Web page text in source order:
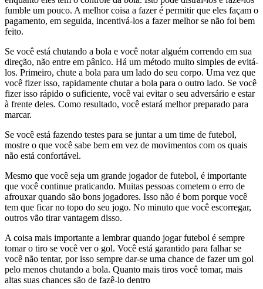
fumble um pouco. A melhor coisa a fazer é permitir que eles façam o
pagamento, em seguida, incentivá-los a fazer melhor se não foi bem
feito.
Se você está chutando a bola e você notar alguém correndo em sua
direção, não entre em pânico. Há um método muito simples de evitá-
los. Primeiro, chute a bola para um lado do seu corpo. Uma vez que
você fizer isso, rapidamente chutar a bola para o outro lado. Se você
fizer isso rápido o suficiente, você vai evitar o seu adversário e estar
à frente deles. Como resultado, você estará melhor preparado para
marcar.
Se você está fazendo testes para se juntar a um time de futebol,
mostre o que você sabe bem em vez de movimentos com os quais
não está confortável.
Mesmo que você seja um grande jogador de futebol, é importante
que você continue praticando. Muitas pessoas cometem o erro de
afrouxar quando são bons jogadores. Isso não é bom porque você
tem que ficar no topo do seu jogo. No minuto que você escorregar,
outros vão tirar vantagem disso.
A coisa mais importante a lembrar quando jogar futebol é sempre
tomar o tiro se você ver o gol. Você está garantido para falhar se
você não tentar, por isso sempre dar-se uma chance de fazer um gol
pelo menos chutando a bola. Quanto mais tiros você tomar, mais
altas suas chances são de fazê-lo dentro